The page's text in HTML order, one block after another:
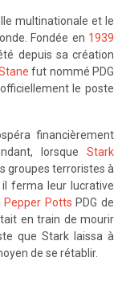
multinationale et le
Fondée en 1939
depuis sa création
fut nommé PDG
le poste
financièrement
lorsque Stark
groupes terroristes à
il ferma leur lucrative
Pepper Potts PDG de
en train de mourir
que Stark laissa à
de se rétablir.